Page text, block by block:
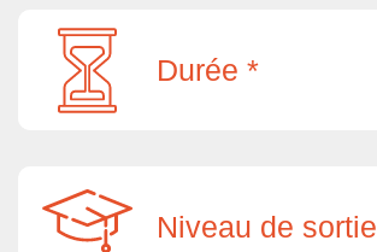
Durée *
Niveau de sortie